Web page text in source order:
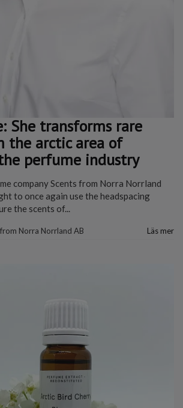
She transforms rare
the arctic area of
perfume industry
company Scents from Norra Norrland
to once again use the headspacing
the scents of...
Norra Norrland AB Läs mer